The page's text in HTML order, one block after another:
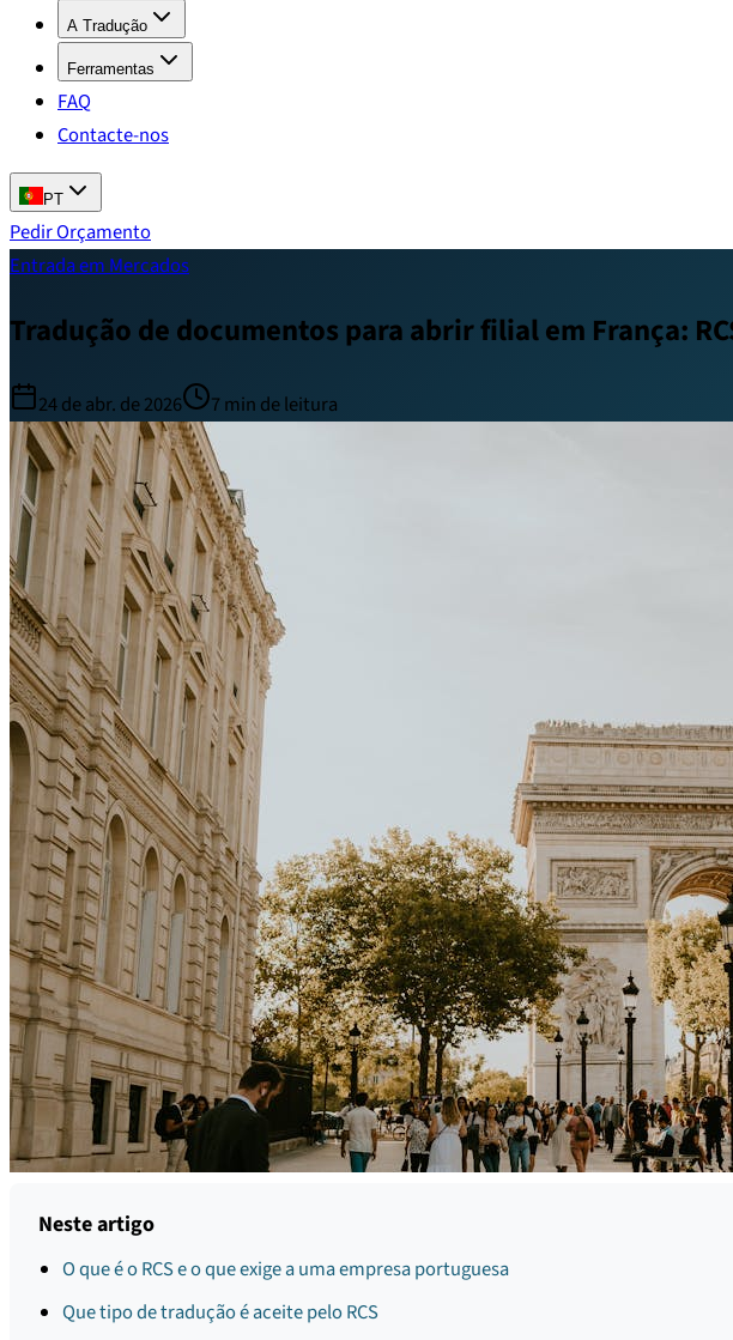
A Tradução
Ferramentas
FAQ
Contacte-nos
PT
Pedir Orçamento
Entrada em Mercados
Tradução de documentos para abrir filial em França:
24 de abr. de 2026 7 min de leitura
Neste artigo
O que é o RCS e o que exige a uma empresa portuguesa
Que tipo de tradução é aceite pelo RCS